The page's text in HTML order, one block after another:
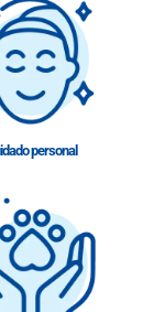
personal